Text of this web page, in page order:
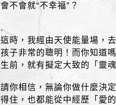
會不會就“不幸福”？
.
這時，我經由天使能量場，
孩子非常的聰明！而你知道
生前，就有擬定大致的「靈
請你相信，無論你做什麼決
得住，也都能從中經歷「愛